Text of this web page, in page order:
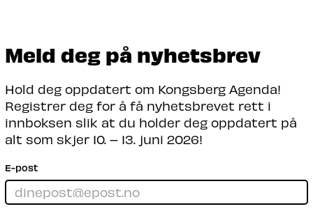
Meld deg på nyhetsbrev
Hold deg oppdatert om Kongsberg Agenda!
Registrer deg for å få nyhetsbrevet rett i
innboksen slik at du holder deg oppdatert på
alt som skjer 10. – 13. juni 2026!
E-post